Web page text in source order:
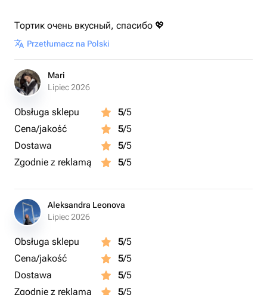
Тортик очень вкусный, спасибо 💖
Przetłumacz na Polski
Mari
Lipiec 2026
Obsługa sklepu 5/5
Cena/jakość
5/5
Dostawa
5/5
Zgodnie z reklamą
5/5
Aleksandra Leonova
Lipiec 2026
Obsługa sklepu 5/5
Cena/jakość
5/5
Dostawa
5/5
Zgodnie z reklamą
5/5